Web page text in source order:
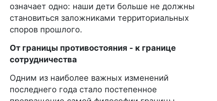
означает одно: наши дети больше не должны
становиться заложниками территориальных
споров прошлого.
От границы противостояния - к границе
сотрудничества
Одним из наиболее важных изменений
последнего года стало постепенное